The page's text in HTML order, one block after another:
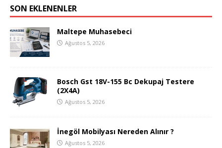
SON EKLENENLER
Maltepe Muhasebeci
Ağustos 5, 2026
Bosch Gst 18V-155 Bc Dekupaj Testere
(2X4A)
Ağustos 5, 2026
İnegöl Mobilyası Nereden Alınır ?
Ağustos 5, 2026